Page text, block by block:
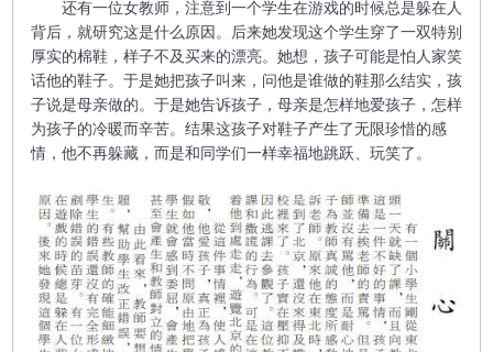
还有一位女教师，注意到一个学生在游戏的时候总是躲在人
背后，就研究这是什么原因。后来她发现这个学生穿了一双特别
厚实的棉鞋，样子不及买来的漂亮。她想，孩子可能是怕人家笑
话他的鞋子。于是她把孩子叫来，问他是谁做的鞋那么结实，孩
子说是母亲做的。于是她告诉孩子，母亲是怎样地爱孩子，怎样
为孩子的冷暖而辛苦。结果这孩子对鞋子产生了无限珍惜的感
情，他不再躲藏，而是和同学们一样幸福地跳跃、玩笑了。